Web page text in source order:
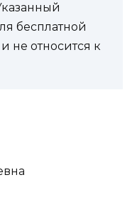
бесплатной
не относится к